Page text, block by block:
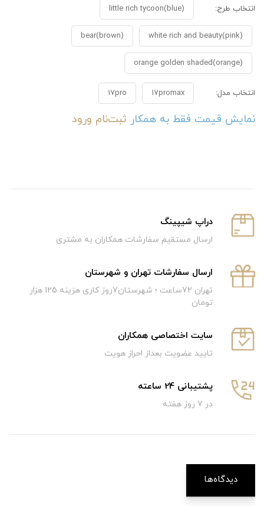
انتخاب طرح: little rich tycoon(blue)
white rich and beauty(pink)
bear(brown)
orange golden shaded(orange)
انتخاب مدل: 17promax
17pro
نمایش قیمت فقط به همکار ثبت‌نام ورود
دراپ شیپینگ
ارسال مستقیم سفارشات همکاران به مشتری
ارسال سفارشات تهران و شهرستان
تهران 72ساعت ؛ شهرستان7روز کاری هزینه 125 هزار
تومان
سایت اختصاصی همکاران
تایید عضویت بعداز احراز هویت
پشتیبانی 24 ساعته
در 7 روز هفته
دیدگاه‌ها